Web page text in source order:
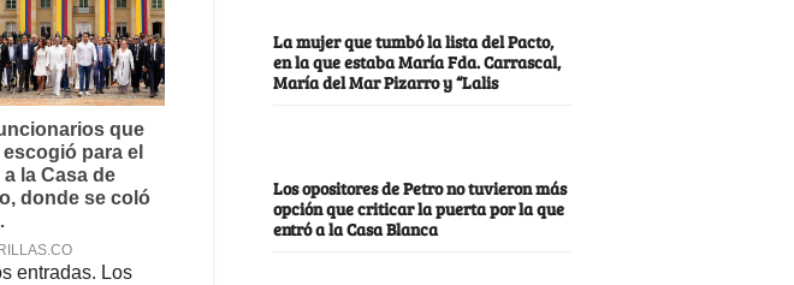
entradas. Los
La mujer que tumbó la lista del Pacto,
en la que estaba María Fda. Carrascal,
María del Mar Pizarro y “Lalis
Los opositores de Petro no tuvieron más
opción que criticar la puerta por la que
entró a la Casa Blanca